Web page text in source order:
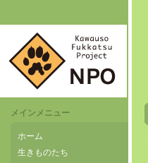
メインメニュー
ホーム
生きものたち